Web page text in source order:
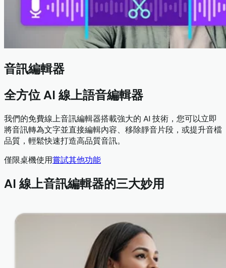
音訊編輯器
全方位 AI 線上語音編輯器
我們的免費線上音訊編輯器搭載強大的 AI 技術，您可以立即
將音訊轉為文字並直接編輯內容、移除靜音片段，或提升音檔
品質，輕鬆快速打造高品質音訊。
僅限桌機使用嘗試其他功能
AI 線上音訊編輯器的三大妙用